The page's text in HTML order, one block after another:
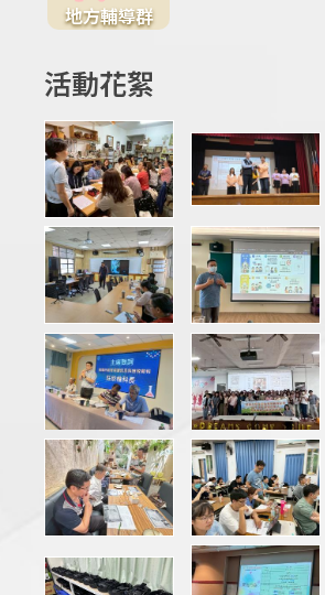
地方輔導群
活動花絮